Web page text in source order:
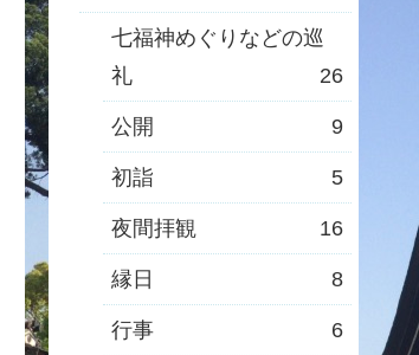
七福神めぐりなどの巡
礼
26
公開 9
初詣 5
夜間拝観 16
縁日 8
行事 6